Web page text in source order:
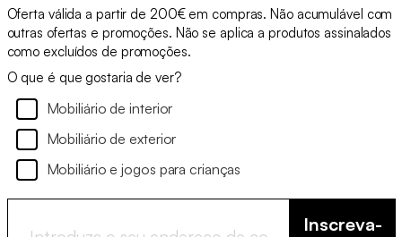
Oferta válida a partir de 200€ em compras. Não acumulável com
outras ofertas e promoções. Não se aplica a produtos assinalados
como excluídos de promoções.
O que é que gostaria de ver?
Mobiliário de interior
Mobiliário de exterior
Mobiliário e jogos para crianças
Inscreva-